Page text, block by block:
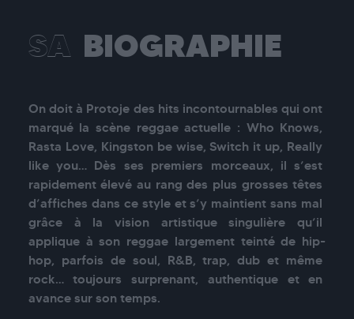
SA BIOGRAPHIE
On doit à Protoje des hits incontournables qui ont
marqué la scène reggae actuelle : Who Knows,
Rasta Love, Kingston be wise, Switch it up, Really
like you… Dès ses premiers morceaux, il s’est
rapidement élevé au rang des plus grosses têtes
d’affiches dans ce style et s’y maintient sans mal
grâce à la vision artistique singulière qu’il
applique à son reggae largement teinté de hip-
hop, parfois de soul, R&B, trap, dub et même
rock… toujours surprenant, authentique et en